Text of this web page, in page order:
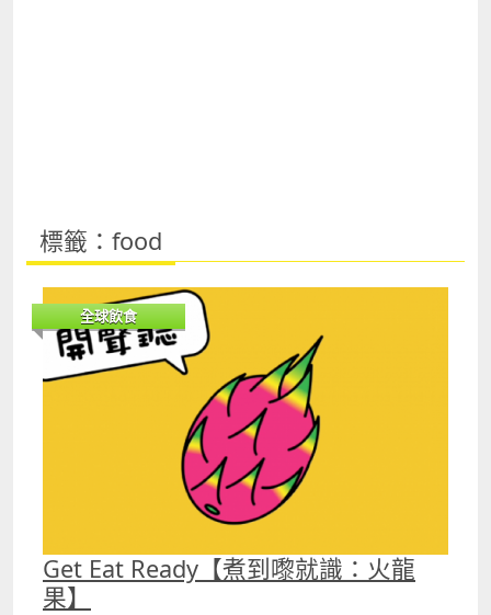
標籤：food
全球飲食
Get Eat Ready【煮到嚟就識：火龍
果】